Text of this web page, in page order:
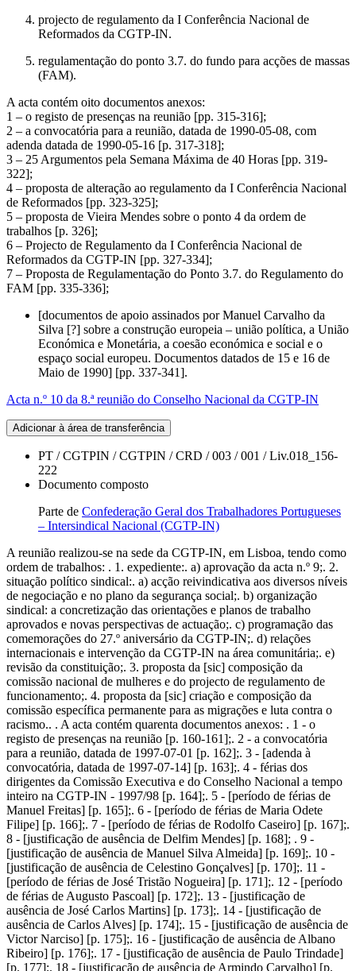
projecto de regulamento da I Conferência Nacional de
Reformados da CGTP-IN.
regulamentação do ponto 3.7. do fundo para acções de massas
(FAM).
A acta contém oito documentos anexos:
1 – o registo de presenças na reunião [pp. 315-316];
2 – a convocatória para a reunião, datada de 1990-05-08, com
adenda datada de 1990-05-16 [p. 317-318];
3 – 25 Argumentos pela Semana Máxima de 40 Horas [pp. 319-
322];
4 – proposta de alteração ao regulamento da I Conferência Nacional
de Reformados [pp. 323-325];
5 – proposta de Vieira Mendes sobre o ponto 4 da ordem de
trabalhos [p. 326];
6 – Projecto de Regulamento da I Conferência Nacional de
Reformados da CGTP-IN [pp. 327-334];
7 – Proposta de Regulamentação do Ponto 3.7. do Regulamento do
FAM [pp. 335-336];
[documentos de apoio assinados por Manuel Carvalho da
Silva [?] sobre a construção europeia – união política, a União
Económica e Monetária, a coesão económica e social e o
espaço social europeu. Documentos datados de 15 e 16 de
Maio de 1990] [pp. 337-341].
Acta n.º 10 da 8.ª reunião do Conselho Nacional da CGTP-IN
Adicionar à área de transferência
PT / CGTPIN / CGTPIN / CRD / 003 / 001 / Liv.018_156-
222
Documento composto
Parte de Confederação Geral dos Trabalhadores Portugueses
– Intersindical Nacional (CGTP-IN)
A reunião realizou-se na sede da CGTP-IN, em Lisboa, tendo como
ordem de trabalhos: . 1. expediente:. a) aprovação da acta n.º 9;. 2.
situação político sindical:. a) acção reivindicativa aos diversos níveis
de negociação e no plano da segurança social;. b) organização
sindical: a concretização das orientações e planos de trabalho
aprovados e novas perspectivas de actuação;. c) programação das
comemorações do 27.º aniversário da CGTP-IN;. d) relações
internacionais e intervenção da CGTP-IN na área comunitária;. e)
revisão da constituição;. 3. proposta da [sic] composição da
comissão nacional de mulheres e do projecto de regulamento de
funcionamento;. 4. proposta da [sic] criação e composição da
comissão específica permanente para as migrações e luta contra o
racismo.. . A acta contém quarenta documentos anexos: . 1 - o
registo de presenças na reunião [p. 160-161];. 2 - a convocatória
para a reunião, datada de 1997-07-01 [p. 162];. 3 - [adenda à
convocatória, datada de 1997-07-14] [p. 163];. 4 - férias dos
dirigentes da Comissão Executiva e do Conselho Nacional a tempo
inteiro na CGTP-IN - 1997/98 [p. 164];. 5 - [período de férias de
Manuel Freitas] [p. 165];. 6 - [período de férias de Maria Odete
Filipe] [p. 166];. 7 - [período de férias de Rodolfo Caseiro] [p. 167];.
8 - [justificação de ausência de Delfim Mendes] [p. 168]; . 9 -
[justificação de ausência de Manuel Silva Almeida] [p. 169];. 10 -
[justificação de ausência de Celestino Gonçalves] [p. 170];. 11 -
[período de férias de José Tristão Nogueira] [p. 171];. 12 - [período
de férias de Augusto Pascoal] [p. 172];. 13 - [justificação de
ausência de José Carlos Martins] [p. 173];. 14 - [justificação de
ausência de Carlos Alves] [p. 174];. 15 - [justificação de ausência de
Victor Narciso] [p. 175];. 16 - [justificação de ausência de Albano
Ribeiro] [p. 176];. 17 - [justificação de ausência de Paulo Trindade]
[p. 177];. 18 - [justificação de ausência de Armindo Carvalho] [p.